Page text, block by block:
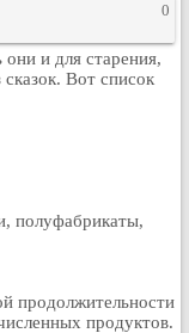
0
и для старения,
Вот список
полуфабрикаты,
продолжительности
продуктов.